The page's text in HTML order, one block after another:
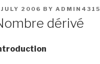
2006 BY ADMIN4315
dérivé